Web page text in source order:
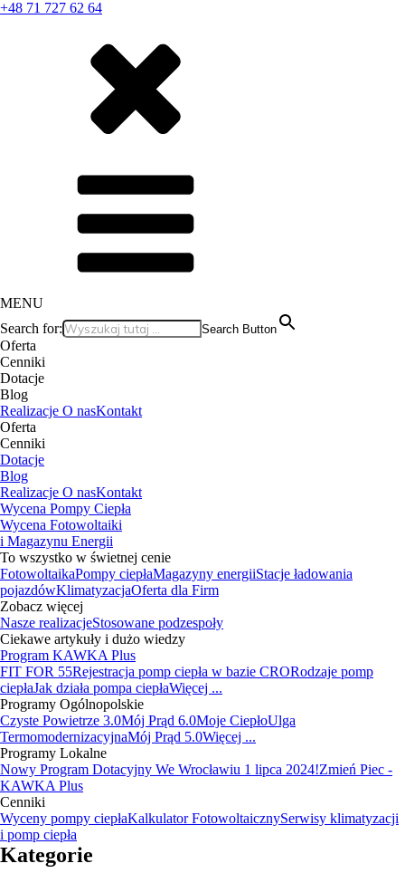
+48 71 727 62 64
MENU
Search for:
Search Button
Oferta
Cenniki
Dotacje
Blog
Realizacje O nasKontakt
Oferta
Cenniki
Dotacje
Blog
Realizacje O nasKontakt
Wycena Pompy Ciepła
Wycena Fotowoltaiki
i Magazynu Energii
To wszystko w świetnej cenie
FotowoltaikaPompy ciepłaMagazyny energiiStacje ładowania
pojazdówKlimatyzacjaOferta dla Firm
Zobacz więcej
Nasze realizacjeStosowane podzespoły
Ciekawe artykuły i dużo wiedzy
Program KAWKA Plus
FIT FOR 55Rejestracja pomp ciepła w bazie CRORodzaje pomp
ciepłaJak działa pompa ciepłaWięcej ...
Programy Ogólnopolskie
Czyste Powietrze 3.0Mój Prąd 6.0Moje CiepłoUlga
TermomodernizacyjnaMój Prąd 5.0Więcej ...
Programy Lokalne
Nowy Program Dotacyjny We Wrocławiu 1 lipca 2024!Zmień Piec -
KAWKA Plus
Cenniki
Wyceny pompy ciepłaKalkulator FotowoltaicznySerwisy klimatyzacji
i pomp ciepła
Kategorie